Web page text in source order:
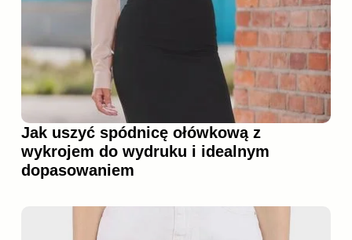
Jak uszyć spódnicę ołówkową z
wykrojem do wydruku i idealnym
dopasowaniem